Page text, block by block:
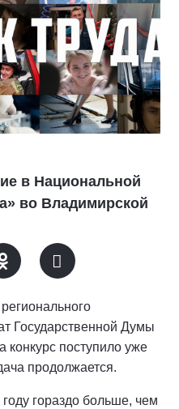
в Национальной
во Владимирской
Государственной Думы
конкурс поступило уже
продолжается.
гораздо больше, чем